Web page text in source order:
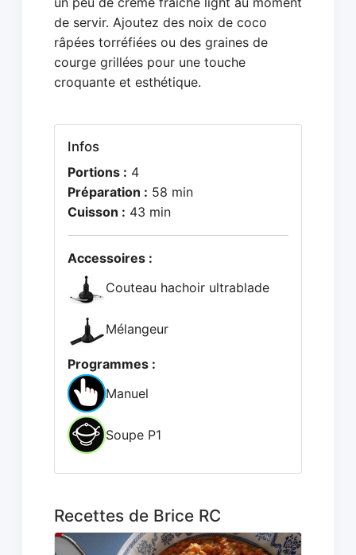
de servir. Ajoutez des noix de coco
râpées torréfiées ou des graines de
courge grillées pour une touche
croquante et esthétique.
Infos
Portions : 4
Préparation : 58 min
Cuisson : 43 min
Accessoires :
Couteau hachoir ultrablade
Mélangeur
Programmes :
Manuel
Soupe P1
Recettes de Brice RC